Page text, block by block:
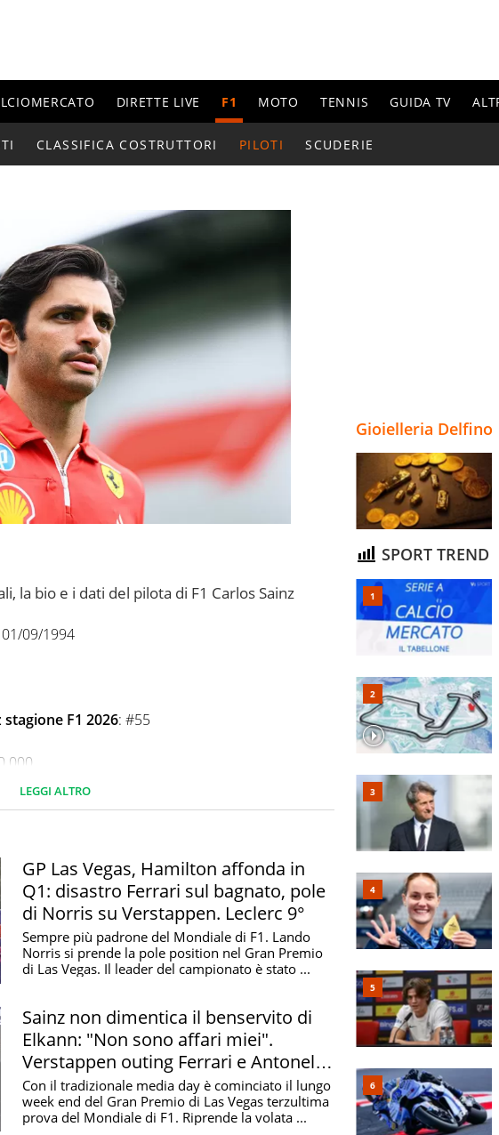
DIRETTE LIVE F1 MOTO TENNIS GUIDA TV
CLASSIFICA COSTRUTTORI PILOTI SCUDERIE
la bio e i dati del pilota di F1 Carlos Sainz
01/09/1994
F1 2026: #55
per tre volte la Dakar, l'ultima proprio nel 2024.
la velocità del suo illustre genitore. Un’eredità
ha spesso chiesto di non fare confronti.
nel Red Bull Junior Team. Ha anche partecipato al
con una monoposto del team EuroInternational,
si prende il titolo nella Northern European Cup.
laureacampione in Formula Renault 3.5
in Formula 1. Esordisce alla guida dellaToro
subito i primi punti iridati della sua
LEGGI ALTRO
GP Las Vegas, Hamilton affonda in
Q1: disastro Ferrari sul bagnato, pole
di Norris su Verstappen. Leclerc 9°
Sempre più padrone del Mondiale di F1. Lando
Norris si prende la pole position nel Gran Premio
di Las Vegas. Il leader del campionato è stato ...
Sainz non dimentica il benservito di
Elkann: "Non sono affari miei".
Verstappen outing Ferrari e Antonelli
sfida Sinner
Con il tradizionale media day è cominciato il lungo
week end del Gran Premio di Las Vegas terzultima
prova del Mondiale di F1. Riprende la volata ...
Gioielleria Delfino
SPORT TREND